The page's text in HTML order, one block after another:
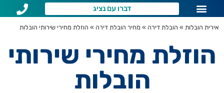
דברו עם נציג
אירית הובלות » הובלת דירה » מחיר הובלת דירה » הוזלת מחירי שירותי הובלות
הוזלת מחירי שירותי
הובלות